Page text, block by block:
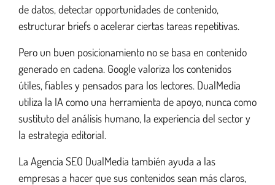
de datos, detectar opportunidades de contenido,
estructurar briefs o acelerar ciertas tareas repetitivas.
Pero un buen posicionamiento no se basa en contenido
generado en cadena. Google valoriza los contenidos
útiles, fiables y pensados para los lectores. DualMedia
utiliza la IA como una herramienta de apoyo, nunca como
sustituto del análisis humano, la experiencia del sector y
la estrategia editorial.
La Agencia SEO DualMedia también ayuda a las
empresas a hacer que sus contenidos sean más claros,